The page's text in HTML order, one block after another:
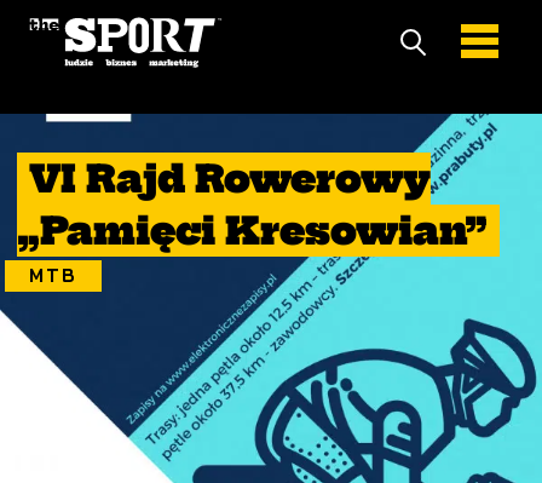
VI Rajd Rowerowy
„Pamięci Kresowian”
MTB